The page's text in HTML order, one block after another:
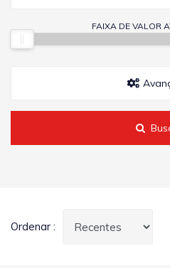
FAIXA DE VALOR
Ordenar :